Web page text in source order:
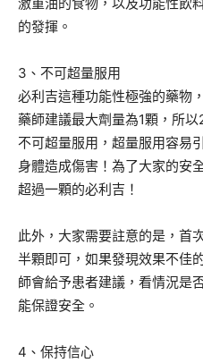
的發揮。
3、不可超量服用
必利吉這種功能性極強的藥物
藥師建議最大劑量為1顆，所
不可超量服用，超量服用容易
身體造成傷害！為了大家的安
超過一顆的必利吉！
此外，大家需要註意的是，首
半顆即可，如果發現效果不佳
師會給予患者建議，看情況是
能保證安全。
4、保持信心